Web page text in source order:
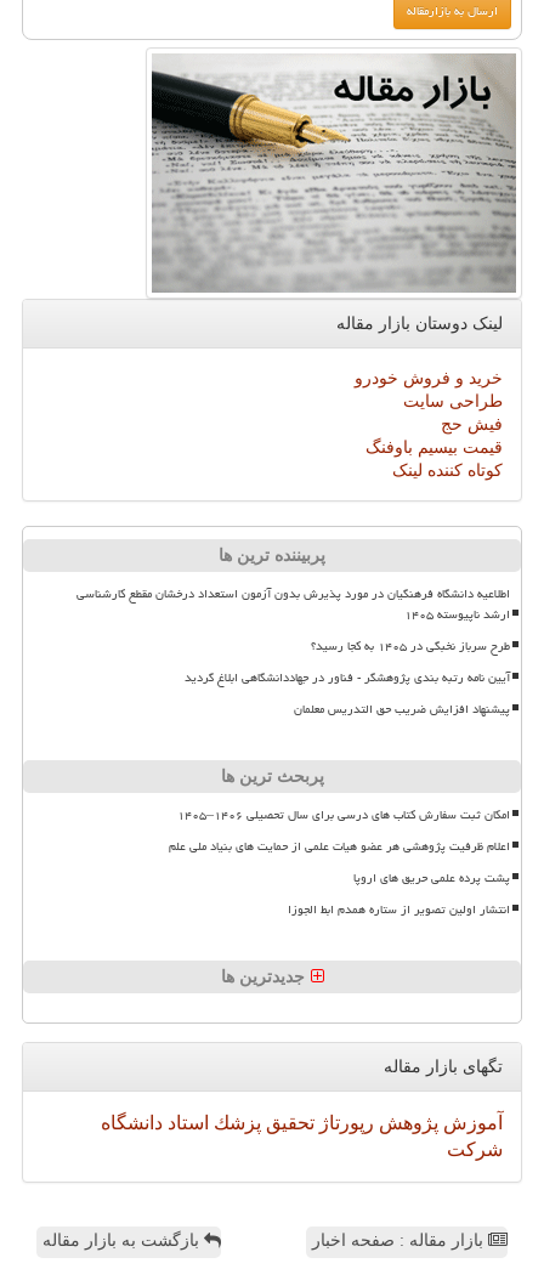
لینک دوستان بازار مقاله
خرید و فروش خودرو
طراحی سایت
فیش حج
قیمت بیسیم باوفنگ
کوتاه کننده لینک
پربیننده ترین ها
اطلاعیه دانشگاه فرهنگیان در مورد پذیرش بدون آزمون استعداد درخشان مقطع کارشناسی
ارشد ناپیوسته ۱۴۰۵
طرح سرباز نخبگی در ۱۴۰۵ به کجا رسید؟
آیین نامه رتبه بندی پژوهشگر - فناور در جهاددانشگاهی ابلاغ گردید
پیشنهاد افزایش ضریب حق التدریس معلمان
پربحث ترین ها
امکان ثبت سفارش کتاب های درسی برای سال تحصیلی ۱۴۰۶–۱۴۰۵
اعلام ظرفیت پژوهشی هر عضو هیات علمی از حمایت های بنیاد ملی علم
پشت پرده علمی حریق های اروپا
انتشار اولین تصویر از ستاره همدم ابط الجوزا
جدیدترین ها
تگهای بازار مقاله
آموزش پژوهش رپورتاژ تحقیق پزشك استاد دانشگاه
شركت
بازار مقاله : صفحه اخبار بازگشت به بازار مقاله